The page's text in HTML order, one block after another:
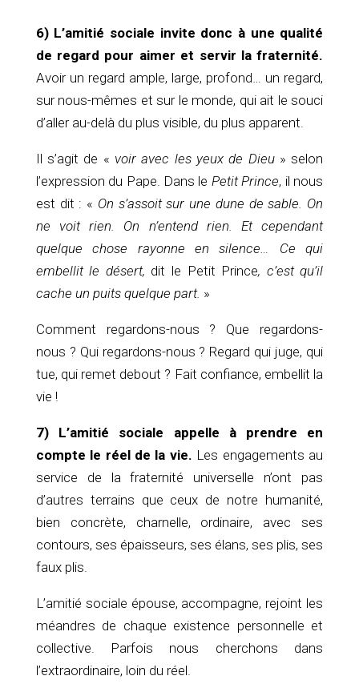
6) L’amitié sociale invite donc à une qualité
de regard pour aimer et servir la fraternité.
Avoir un regard ample, large, profond… un regard,
sur nous-mêmes et sur le monde, qui ait le souci
d’aller au-delà du plus visible, du plus apparent.
Il s’agit de « voir avec les yeux de Dieu » selon
l’expression du Pape. Dans le Petit Prince, il nous
est dit : « On s’assoit sur une dune de sable. On
ne voit rien. On n’entend rien. Et cependant
quelque chose rayonne en silence… Ce qui
embellit le désert, dit le Petit Prince, c’est qu’il
cache un puits quelque part. »
Comment regardons-nous ? Que regardons-
nous ? Qui regardons-nous ? Regard qui juge, qui
tue, qui remet debout ? Fait confiance, embellit la
vie !
7) L’amitié sociale appelle à prendre en
compte le réel de la vie. Les engagements au
service de la fraternité universelle n’ont pas
d’autres terrains que ceux de notre humanité,
bien concrète, charnelle, ordinaire, avec ses
contours, ses épaisseurs, ses élans, ses plis, ses
faux plis.
L’amitié sociale épouse, accompagne, rejoint les
méandres de chaque existence personnelle et
collective. Parfois nous cherchons dans
l’extraordinaire, loin du réel.